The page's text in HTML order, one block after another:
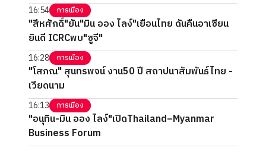
16:54 การเมือง
"สีหศักดิ์"ยัน"มิน ออง ไลง์"เยือนไทย ดันคืนอาเซียน
ยินดี ICRCพบ"ซูจี"
16:28 การเมือง
"โสภณ" สุนทรพจน์ งาน50 ปี สถาปนาสัมพันธ์ไทย -
เวียดนาม
16:13 การเมือง
"อนุทิน-มิน ออง ไลง์"เปิดThailand–Myanmar
Business Forum